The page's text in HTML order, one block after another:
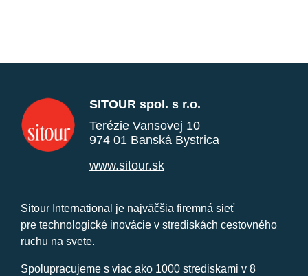
SITOUR spol. s r.o.
Terézie Vansovej 10
974 01 Banská Bystrica
www.sitour.sk
Sitour International je najväčšia firemná sieť
pre technologické inovácie v strediskách cestovného
ruchu na svete.
Spolupracujeme s viac ako 1000 strediskami v 8